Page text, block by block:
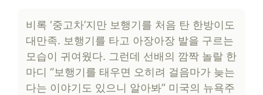
비록 ‘중고차’지만 보행기를 처음 탄 한방이도
대만족. 보행기를 타고 아장아장 발을 구르는
모습이 귀여웠다. 그런데 선배의 깜짝 놀랄 한
마디 “보행기를 태우면 오히려 걸음마가 늦는
다는 이야기도 있으니 알아봐” 미국의 뉴욕주